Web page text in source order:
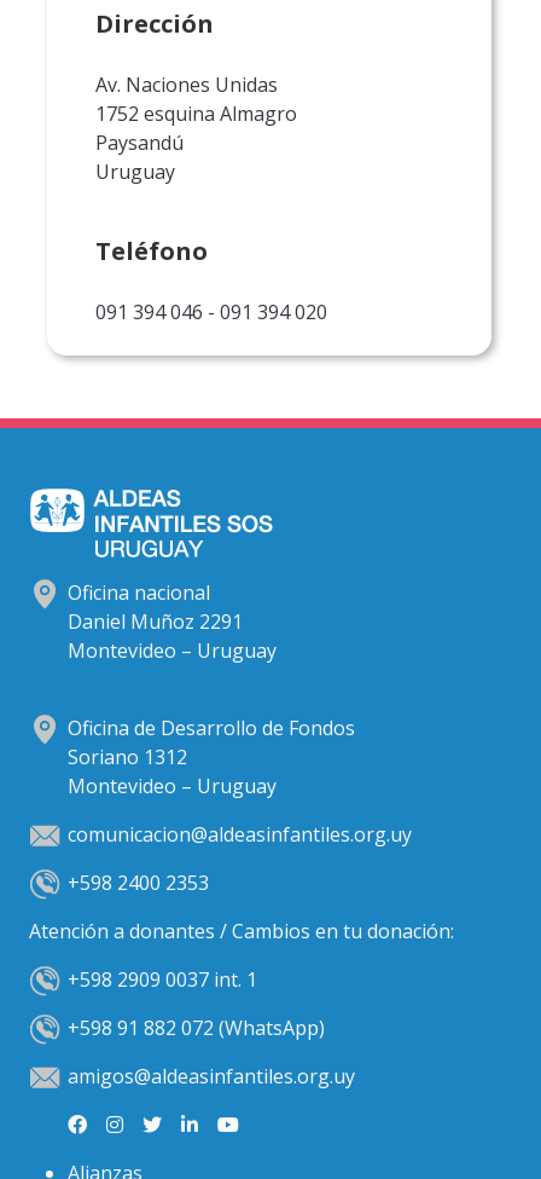
Dirección
Av. Naciones Unidas
1752 esquina Almagro
Paysandú
Uruguay
Teléfono
091 394 046 - 091 394 020
Oficina nacional
Daniel Muñoz 2291
Montevideo – Uruguay
Oficina de Desarrollo de Fondos
Soriano 1312
Montevideo – Uruguay
comunicacion@aldeasinfantiles.org.uy
+598 2400 2353
Atención a donantes / Cambios en tu donación:
+598 2909 0037 int. 1
+598 91 882 072 (WhatsApp)
amigos@aldeasinfantiles.org.uy
Alianzas